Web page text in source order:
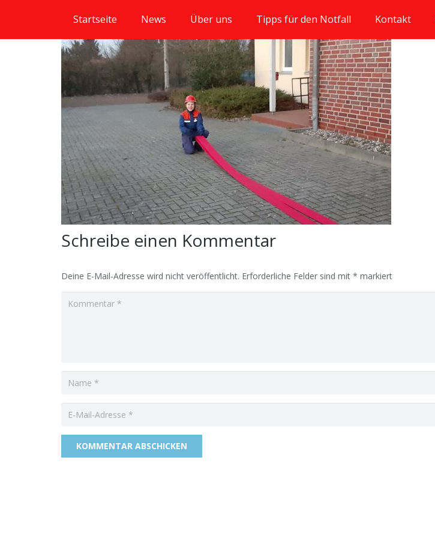
Startseite News Über uns Tipps für den Notfall Kontakt
Schreibe einen Kommentar
Deine E-Mail-Adresse wird nicht veröffentlicht. Erforderliche Felder sind mit * markiert
KOMMENTAR ABSCHICKEN